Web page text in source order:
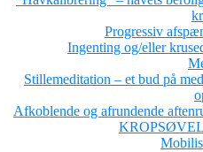
Progressiv
Ingenting og/eller
Stillemeditation – et bud på
Afkoblende og afrundende